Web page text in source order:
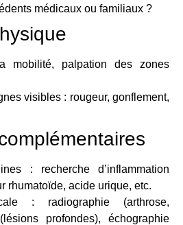
médicaux ou familiaux ?
mobilité, palpation des zones
visibles : rougeur, gonflement,
: recherche d’inflammation
rhumatoïde, acide urique, etc.
: radiographie (arthrose,
profondes), échographie